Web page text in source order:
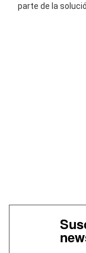
parte de la